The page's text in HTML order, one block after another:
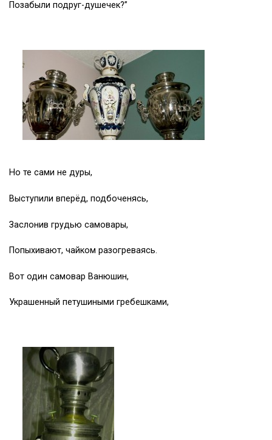
Позабыли подруг-душечек?”
Но те сами не дуры,
Выступили вперёд, подбоченясь,
Заслонив грудью самовары,
Попыхивают, чайком разогреваясь.
Вот один самовар Ванюшин,
Украшенный петушиными гребешками,